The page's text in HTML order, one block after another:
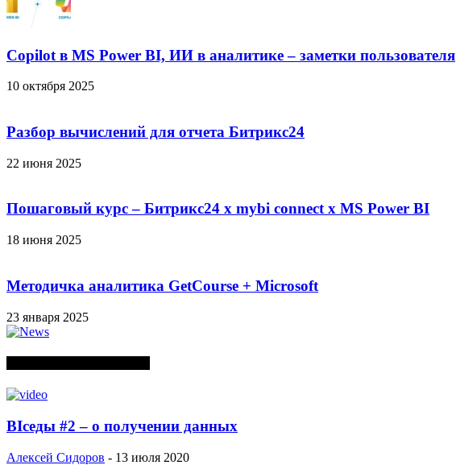
Copilot в MS Power BI, ИИ в аналитике – заметки пользователя
10 октября 2025
Разбор вычислений для отчета Битрикс24
22 июня 2025
Пошаговый курс – Битрикс24 х mybi connect х MS Power BI
18 июня 2025
Методичка аналитика GetCourse + Microsoft
23 января 2025
BIседы #2 – о получении данных
Алексей Сидоров - 13 июля 2020